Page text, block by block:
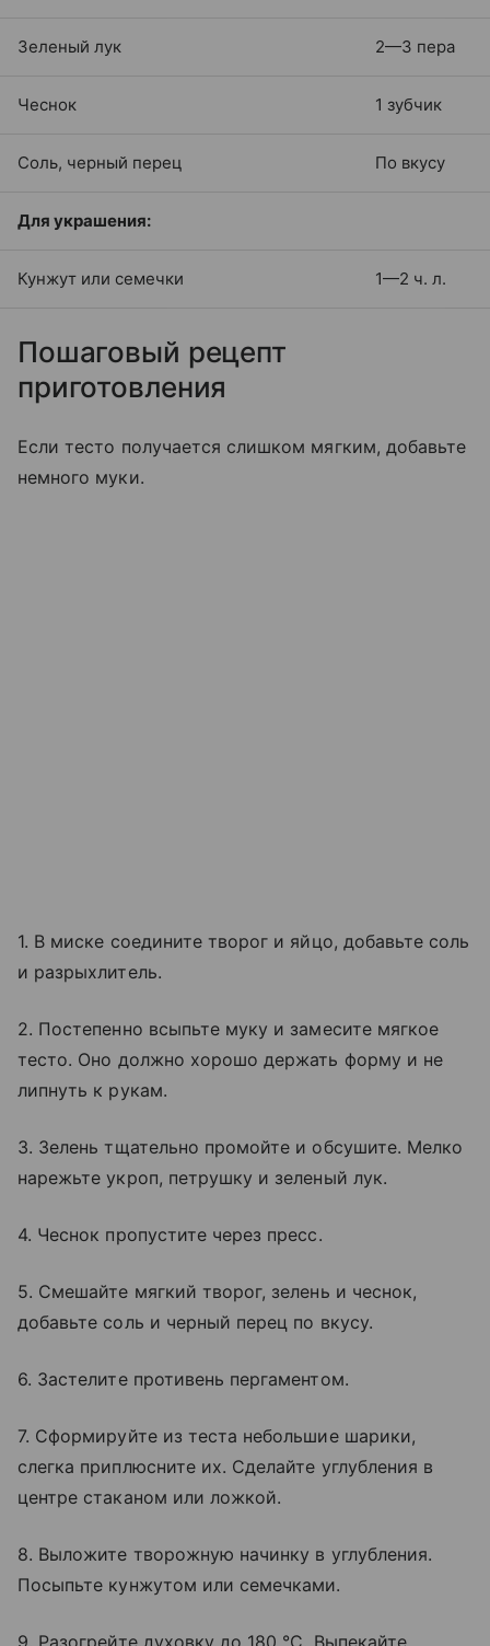
Зеленый лук 2—3 пера
Чеснок 1 зубчик
Соль, черный перец По вкусу
Для украшения:
Кунжут или семечки 1—2 ч. л.
Пошаговый рецепт
приготовления
Если тесто получается слишком мягким, добавьте
немного муки.
1. В миске соедините творог и яйцо, добавьте соль
и разрыхлитель.
2. Постепенно всыпьте муку и замесите мягкое
тесто. Оно должно хорошо держать форму и не
липнуть к рукам.
3. Зелень тщательно промойте и обсушите. Мелко
нарежьте укроп, петрушку и зеленый лук.
4. Чеснок пропустите через пресс.
5. Смешайте мягкий творог, зелень и чеснок,
добавьте соль и черный перец по вкусу.
6. Застелите противень пергаментом.
7. Сформируйте из теста небольшие шарики,
слегка приплюсните их. Сделайте углубления в
центре стаканом или ложкой.
8. Выложите творожную начинку в углубления.
Посыпьте кунжутом или семечками.
9. Разогрейте духовку до 180 °C. Выпекайте